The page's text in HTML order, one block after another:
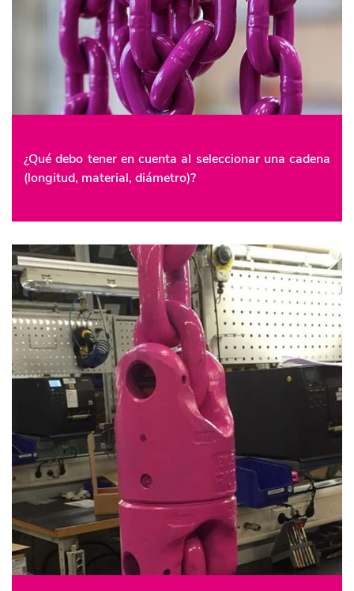
¿Qué debo tener en cuenta al seleccionar una cadena
(longitud, material, diámetro)?